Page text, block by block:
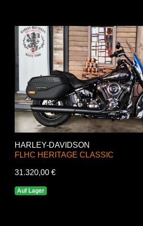
HARLEY-DAVIDSON
FLHC HERITAGE CLASSIC
31.320,00 €
Auf Lager